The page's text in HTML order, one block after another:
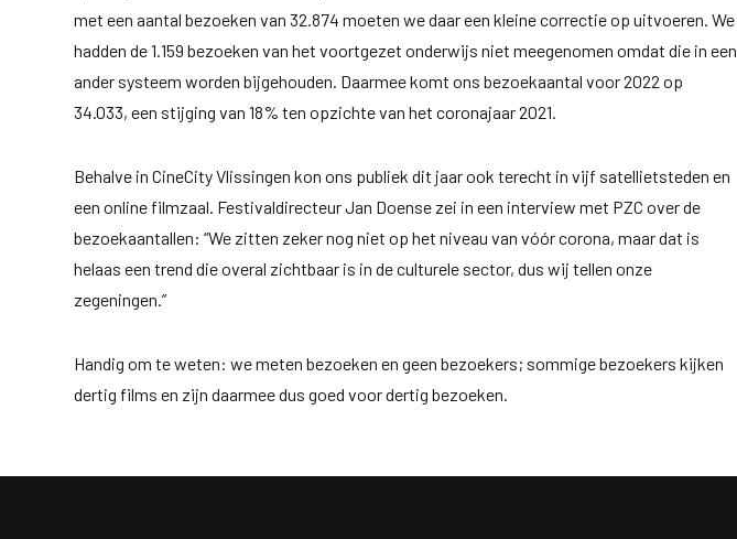
met een aantal bezoeken van 32.874 moeten we daar een kleine correctie op uitvoeren. We
hadden de 1.159 bezoeken van het voortgezet onderwijs niet meegenomen omdat die in een
ander systeem worden bijgehouden. Daarmee komt ons bezoekaantal voor 2022 op
34.033, een stijging van 18% ten opzichte van het coronajaar 2021.
Behalve in CineCity Vlissingen kon ons publiek dit jaar ook terecht in vijf satellietsteden en
een online filmzaal. Festivaldirecteur Jan Doense zei in een interview met PZC over de
bezoekaantallen: “We zitten zeker nog niet op het niveau van vóór corona, maar dat is
helaas een trend die overal zichtbaar is in de culturele sector, dus wij tellen onze
zegeningen.”
Handig om te weten: we meten bezoeken en geen bezoekers; sommige bezoekers kijken
dertig films en zijn daarmee dus goed voor dertig bezoeken.